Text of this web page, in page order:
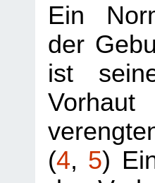
Ein
der
ist
(4, 5)